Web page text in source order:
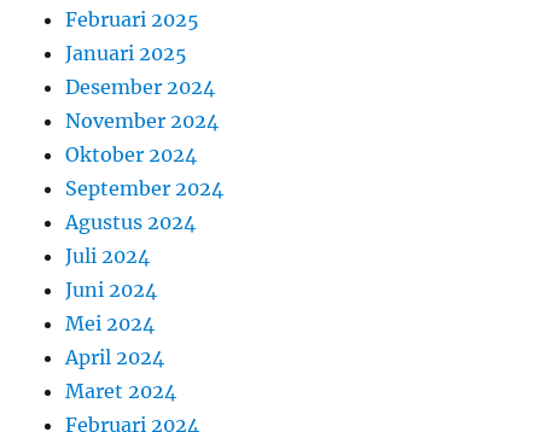
Februari 2025
Januari 2025
Desember 2024
November 2024
Oktober 2024
September 2024
Agustus 2024
Juli 2024
Juni 2024
Mei 2024
April 2024
Maret 2024
Februari 2024